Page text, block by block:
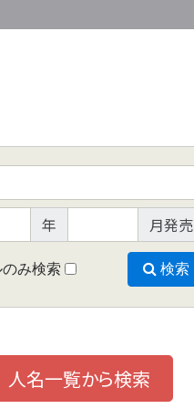
年 月発売
み検索 検索
人名一覧から検索